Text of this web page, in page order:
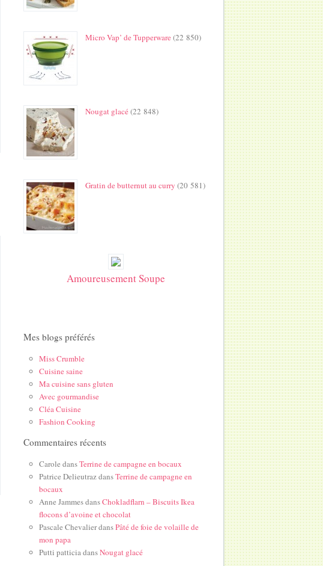
Micro Vap’ de Tupperware(22 850)
Nougat glacé(22 848)
Gratin de butternut au curry (20 581)
Amoureusement Soupe
Mes blogs préférés
Miss Crumble
Cuisine saine
Ma cuisine sans gluten
Avec gourmandise
Cléa Cuisine
Fashion Cooking
Commentaires récents
Carole dansTerrine de campagne en bocaux
Patrice DelieutrazdansTerrine de campagne en
bocaux
Anne JammesdansChokladflarn – Biscuits Ikea
flocons d’avoine et chocolat
Pascale ChevalierdansPâté de foie de volaille de
mon papa
Putti patticiadansNougat glacé